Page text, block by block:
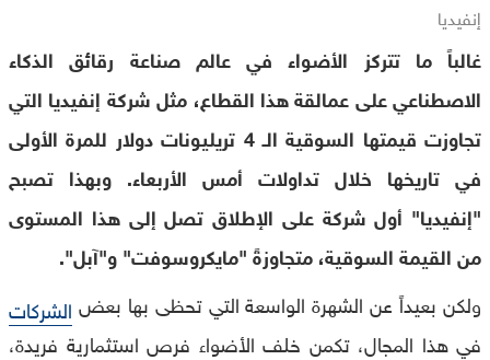
إنفيديا
غالباً ما تتركز الأضواء في عالم صناعة رقائق الذكاء
الاصطناعي على عمالقة هذا القطاع، مثل شركة إنفيديا التي
تجاوزت قيمتها السوقية الـ 4 تريليونات دولار للمرة الأولى
في تاريخها خلال تداولات أمس الأربعاء. وبهذا تصبح
"إنفيديا" أول شركة على الإطلاق تصل إلى هذا المستوى
من القيمة السوقية، متجاوزةً "مايكروسوفت" و"آبل".
ولكن بعيداً عن الشهرة الواسعة التي تحظى بها بعض الشركات
في هذا المجال، تكمن خلف الأضواء فرص استثمارية فريدة،